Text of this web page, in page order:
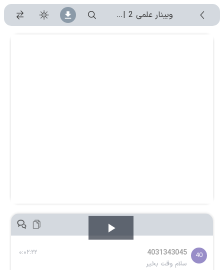
وبینار علمی 2 | جلسه 1404/08/05 -۱۴۰۴/۸/۵
Play
40
4031343045 ۰:۰۲:۲۲
سلام وقت بخیر